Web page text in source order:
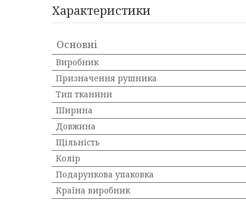
Характеристики
Основні
Виробник
Призначення рушника
Тип тканини
Ширина
Довжина
Щільність
Колір
Подарункова упаковка
Країна виробник